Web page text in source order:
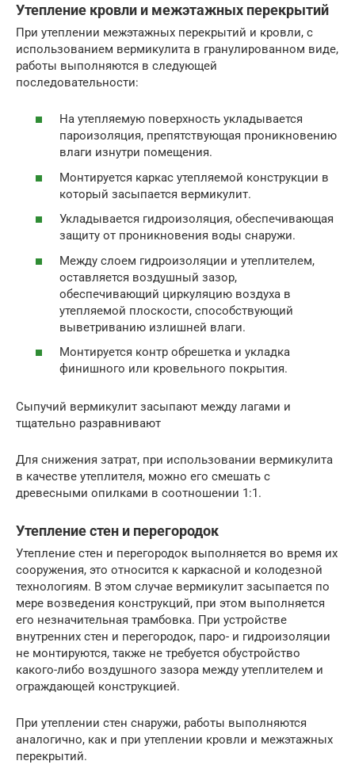
Утепление кровли и межэтажных перекрытий
При утеплении межэтажных перекрытий и кровли, с
использованием вермикулита в гранулированном виде,
работы выполняются в следующей
последовательности:
На утепляемую поверхность укладывается
пароизоляция, препятствующая проникновению
влаги изнутри помещения.
Монтируется каркас утепляемой конструкции в
который засыпается вермикулит.
Укладывается гидроизоляция, обеспечивающая
защиту от проникновения воды снаружи.
Между слоем гидроизоляции и утеплителем,
оставляется воздушный зазор,
обеспечивающий циркуляцию воздуха в
утепляемой плоскости, способствующий
выветриванию излишней влаги.
Монтируется контр обрешетка и укладка
финишного или кровельного покрытия.
Сыпучий вермикулит засыпают между лагами и
тщательно разравнивают
Для снижения затрат, при использовании вермикулита
в качестве утеплителя, можно его смешать с
древесными опилками в соотношении 1:1.
Утепление стен и перегородок
Утепление стен и перегородок выполняется во время их
сооружения, это относится к каркасной и колодезной
технологиям. В этом случае вермикулит засыпается по
мере возведения конструкций, при этом выполняется
его незначительная трамбовка. При устройстве
внутренних стен и перегородок, паро- и гидроизоляции
не монтируются, также не требуется обустройство
какого-либо воздушного зазора между утеплителем и
ограждающей конструкцией.
При утеплении стен снаружи, работы выполняются
аналогично, как и при утеплении кровли и межэтажных
перекрытий.